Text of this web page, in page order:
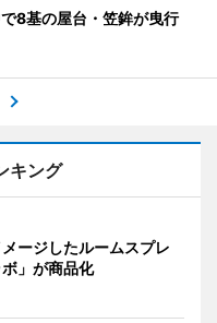
8基の屋台・笠鉾が曳行
キング
ージしたルームスプレ
」が商品化